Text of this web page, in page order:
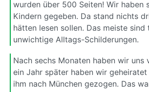
wurden über 500 Seiten! Wir haben
Kindern gegeben. Da stand nichts
hätten lesen sollen. Das meiste
unwichtige Alltags-Schilderungen.
Nach sechs Monaten haben wir uns
ein Jahr später haben wir
ihm nach München gezogen. Das